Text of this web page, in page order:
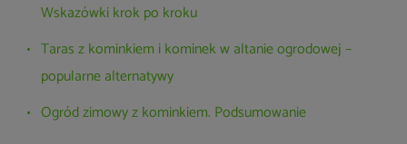
Wskazówki krok po kroku
Taras z kominkiem i kominek w altanie ogrodowej –
popularne alternatywy
Ogród zimowy z kominkiem. Podsumowanie